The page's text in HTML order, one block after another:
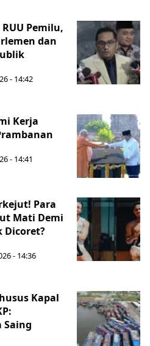
Pemilu,
dan
- 14:42
Kerja
- 14:41
Para
Mati Demi
Dicoret?
- 14:36
Kapal
Saing